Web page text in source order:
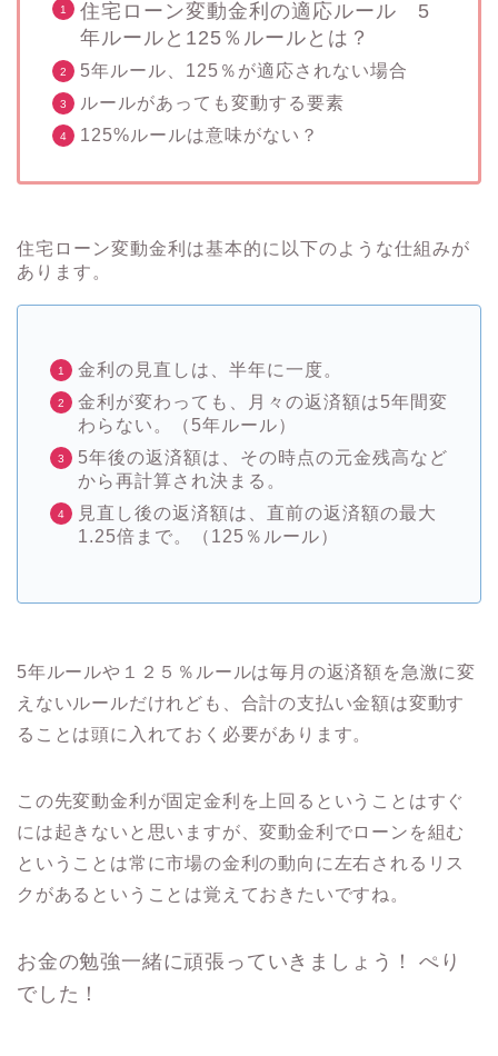
住宅ローン変動金利の適応ルール 5
年ルールと125％ルールとは？
5年ルール、125％が適応されない場合
ルールがあっても変動する要素
125%ルールは意味がない？
住宅ローン変動金利は基本的に以下のような仕組みが
あります。
金利の見直しは、半年に一度。
金利が変わっても、月々の返済額は5年間変
わらない。（5年ルール）
5年後の返済額は、その時点の元金残高など
から再計算され決まる。
見直し後の返済額は、直前の返済額の最大
1.25倍まで。（125％ルール）
5年ルールや１２５％ルールは毎月の返済額を急激に変
えないルールだけれども、合計の支払い金額は変動す
ることは頭に入れておく必要があります。
この先変動金利が固定金利を上回るということはすぐ
には起きないと思いますが、変動金利でローンを組む
ということは常に市場の金利の動向に左右されるリス
クがあるということは覚えておきたいですね。
お金の勉強一緒に頑張っていきましょう！
ぺり
でした！